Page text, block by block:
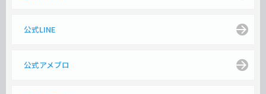
公式LINE
公式アメブロ